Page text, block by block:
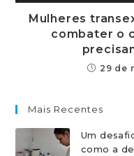
Mulheres
combater o
29 de
Mais Recentes
Um
como a